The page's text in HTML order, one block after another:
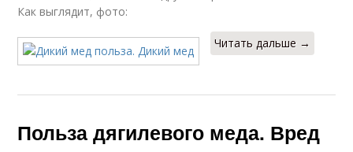
Как выглядит, фото:
Читать дальше →
Польза дягилевого меда. Вред